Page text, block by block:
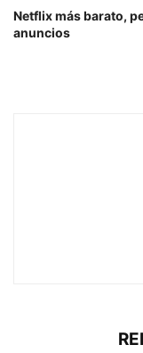
Netflix más barato,
anuncios